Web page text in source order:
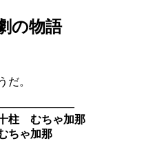
の物語
だ。
柱 むちゃ加那
ゃ加那